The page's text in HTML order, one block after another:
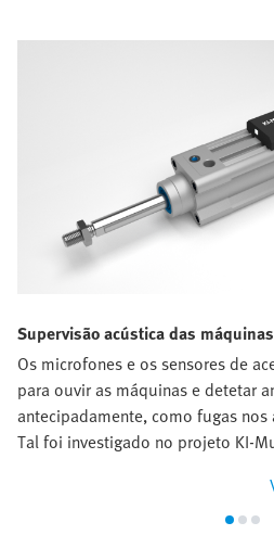
Supervisão acústica das máquinas
Os microfones e os sensores de
para ouvir as máquinas e detetar
antecipadamente, como fugas
Tal foi investigado no projeto KI-